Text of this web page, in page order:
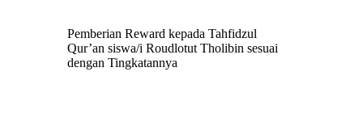
Pemberian Reward kepada Tahfidzul
Qur’an siswa/i Roudlotut Tholibin sesuai
dengan Tingkatannya